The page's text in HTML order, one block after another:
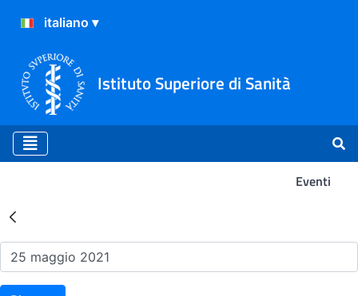
Istituto Superiore di Sanità
Eventi
Risultati della Ricerca -